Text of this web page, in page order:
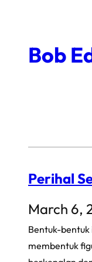
content
Bob
Perihal
March 6,
Bentuk-
membentuk